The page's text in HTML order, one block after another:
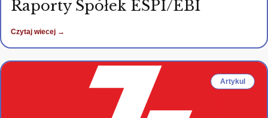
Raporty Spółek ESPI/EBI
Czytaj wiecej →
Artykul